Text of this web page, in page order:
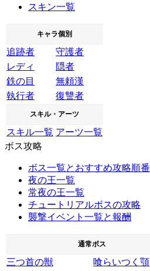
スキン一覧
キャラ個別
追跡者
守護者
レディ
隠者
鉄の目
無頼漢
執行者
復讐者
スキル・アーツ
スキル一覧 アーツ一覧
ボス攻略
ボス一覧とおすすめ攻略順番
夜の王一覧
常夜の王一覧
チュートリアルボスの攻略
襲撃イベント一覧と報酬
通常ボス
三つ首の獣
喰らいつく顎